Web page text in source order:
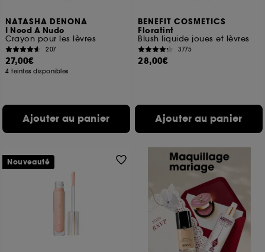
NATASHA DENONA
I Need A Nude
Crayon pour les lèvres
207
27,00€
4 teintes disponibles
Ajouter au panier
BENEFIT COSMETICS
Floratint
Blush liquide joues et lèvres
3775
28,00€
Ajouter au panier
Nouveauté